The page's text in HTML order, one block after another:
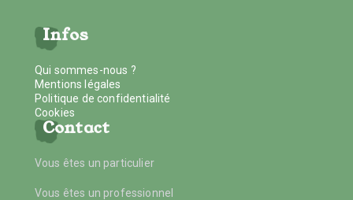
Infos
Qui sommes-nous ?
Mentions légales
Politique de confidentialité
Cookies
Contact
Vous êtes un particulier
Vous êtes un professionnel